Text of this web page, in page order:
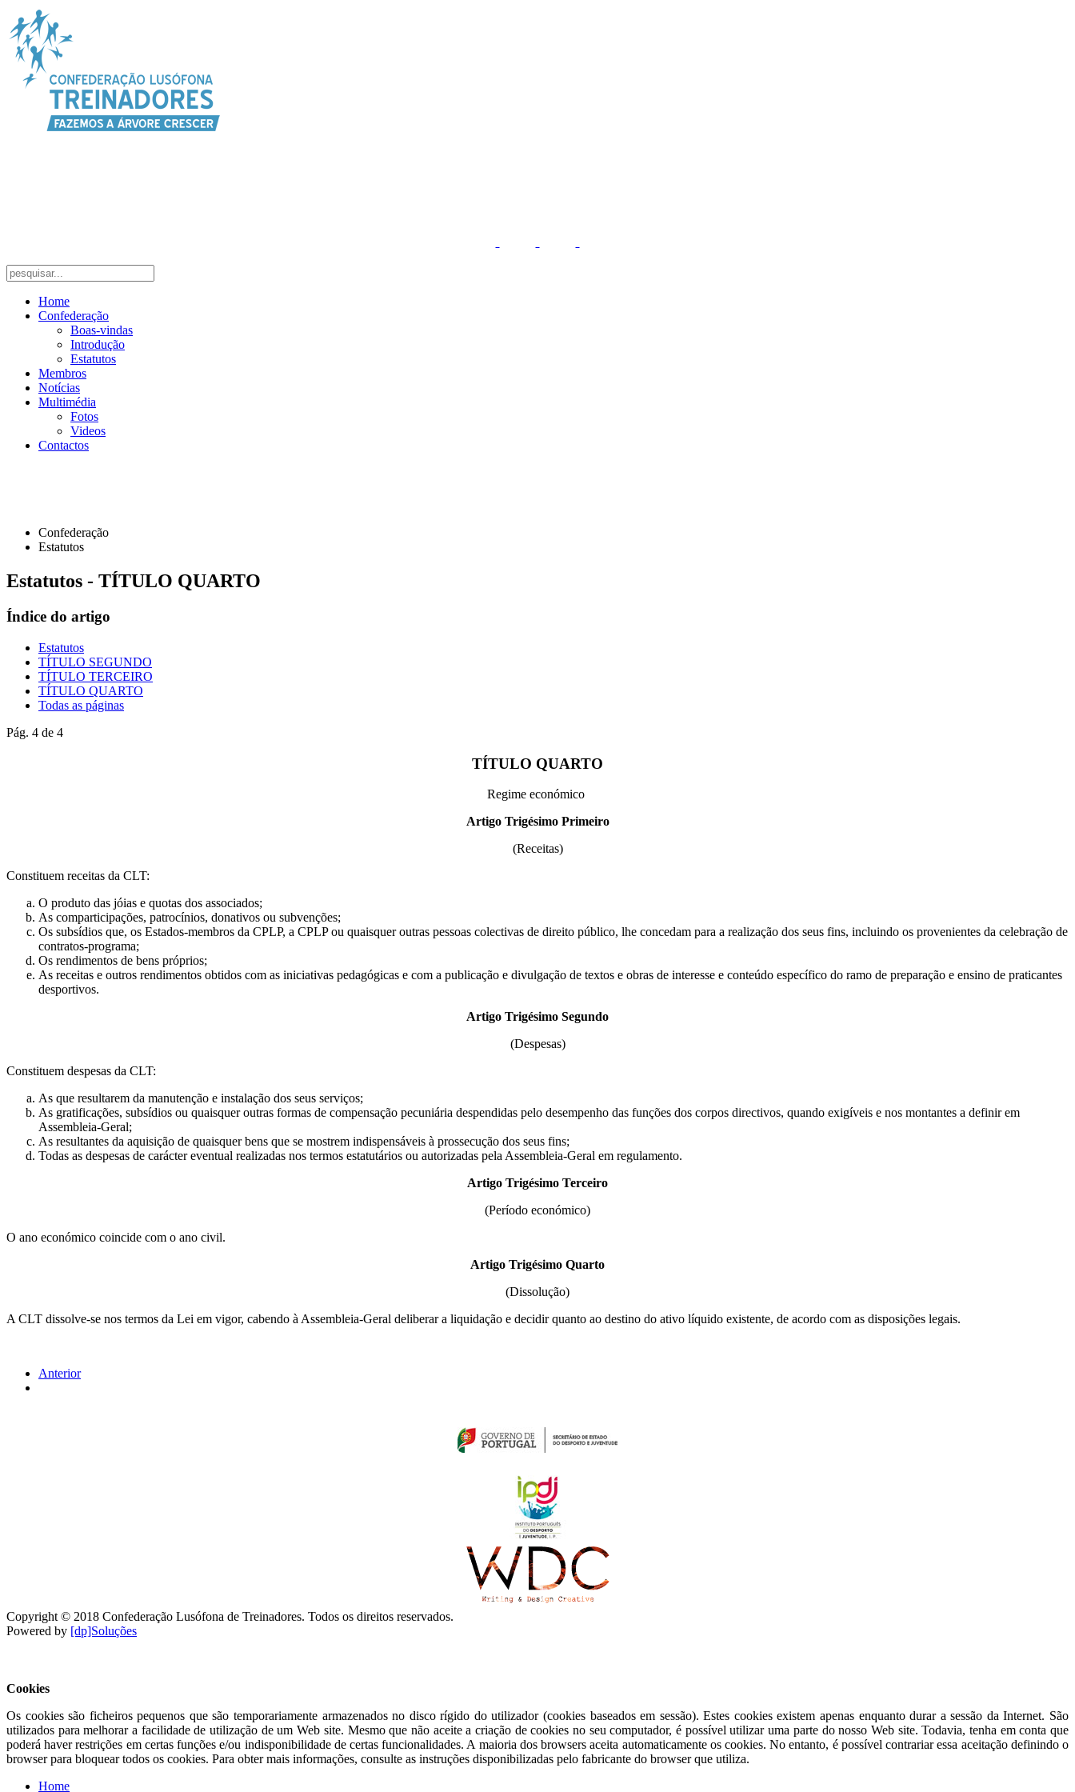
Home
Confederação
Boas-vindas
Introdução
Estatutos
Membros
Notícias
Multimédia
Fotos
Videos
Contactos
Confederação
Estatutos
Estatutos - TÍTULO QUARTO
Índice do artigo
Estatutos
TÍTULO SEGUNDO
TÍTULO TERCEIRO
TÍTULO QUARTO
Todas as páginas
Pág. 4 de 4
TÍTULO QUARTO
Regime económico
Artigo Trigésimo Primeiro
(Receitas)
Constituem receitas da CLT:
O produto das jóias e quotas dos associados;
As comparticipações, patrocínios, donativos ou subvenções;
Os subsídios que, os Estados-membros da CPLP, a CPLP ou quaisquer outras pessoas colectivas de direito público, lhe concedam para a realização dos seus fins, incluindo os provenientes da celebração de
contratos-programa;
Os rendimentos de bens próprios;
As receitas e outros rendimentos obtidos com as iniciativas pedagógicas e com a publicação e divulgação de textos e obras de interesse e conteúdo específico do ramo de preparação e ensino de praticantes
desportivos.
Artigo Trigésimo Segundo
(Despesas)
Constituem despesas da CLT:
As que resultarem da manutenção e instalação dos seus serviços;
As gratificações, subsídios ou quaisquer outras formas de compensação pecuniária despendidas pelo desempenho das funções dos corpos directivos, quando exigíveis e nos montantes a definir em
Assembleia-Geral;
As resultantes da aquisição de quaisquer bens que se mostrem indispensáveis à prossecução dos seus fins;
Todas as despesas de carácter eventual realizadas nos termos estatutários ou autorizadas pela Assembleia-Geral em regulamento.
Artigo Trigésimo Terceiro
(Período económico)
O ano económico coincide com o ano civil.
Artigo Trigésimo Quarto
(Dissolução)
A CLT dissolve-se nos termos da Lei em vigor, cabendo à Assembleia-Geral deliberar a liquidação e decidir quanto ao destino do ativo líquido existente, de acordo com as disposições legais.
Anterior
Copyright © 2018 Confederação Lusófona de Treinadores. Todos os direitos reservados.
Powered by [dp]Soluções
Cookies
Os cookies são ficheiros pequenos que são temporariamente armazenados no disco rígido do utilizador (cookies baseados em sessão). Estes cookies existem apenas enquanto durar a sessão da Internet. São
utilizados para melhorar a facilidade de utilização de um Web site. Mesmo que não aceite a criação de cookies no seu computador, é possível utilizar uma parte do nosso Web site. Todavia, tenha em conta que
poderá haver restrições em certas funções e/ou indisponibilidade de certas funcionalidades. A maioria dos browsers aceita automaticamente os cookies. No entanto, é possível contrariar essa aceitação definindo o
browser para bloquear todos os cookies. Para obter mais informações, consulte as instruções disponibilizadas pelo fabricante do browser que utiliza.
Home